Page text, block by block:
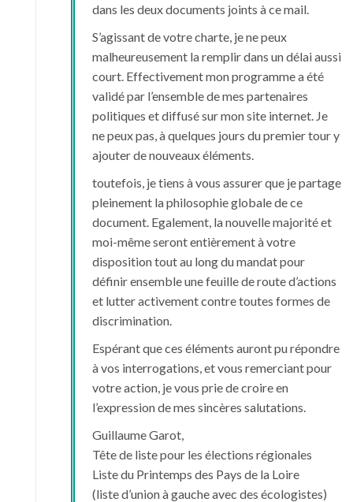
dans les deux documents joints à ce mail.
S’agissant de votre charte, je ne peux
malheureusement la remplir dans un délai aussi
court. Effectivement mon programme a été
validé par l’ensemble de mes partenaires
politiques et diffusé sur mon site internet. Je
ne peux pas, à quelques jours du premier tour y
ajouter de nouveaux éléments.
toutefois, je tiens à vous assurer que je partage
pleinement la philosophie globale de ce
document. Egalement, la nouvelle majorité et
moi-même seront entièrement à votre
disposition tout au long du mandat pour
définir ensemble une feuille de route d’actions
et lutter activement contre toutes formes de
discrimination.
Espérant que ces éléments auront pu répondre
à vos interrogations, et vous remerciant pour
votre action, je vous prie de croire en
l’expression de mes sincères salutations.
Guillaume Garot,
Tête de liste pour les élections régionales
Liste du Printemps des Pays de la Loire
(liste d’union à gauche avec des écologistes)